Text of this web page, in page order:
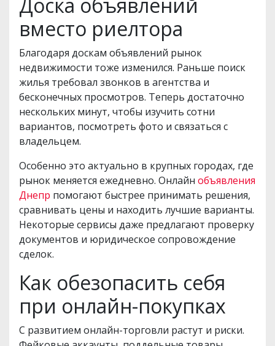
вместо риелтора
Благодаря доскам объявлений рынок
недвижимости тоже изменился. Раньше поиск
жилья требовал звонков в агентства и
бесконечных просмотров. Теперь достаточно
нескольких минут, чтобы изучить сотни
вариантов, посмотреть фото и связаться с
владельцем.
Особенно это актуально в крупных городах, где
рынок меняется ежедневно. Онлайн объявления
Днепр помогают быстрее принимать решения,
сравнивать цены и находить лучшие варианты.
Некоторые сервисы даже предлагают проверку
документов и юридическое сопровождение
сделок.
Как обезопасить себя
при онлайн-покупках
С развитием онлайн-торговли растут и риски.